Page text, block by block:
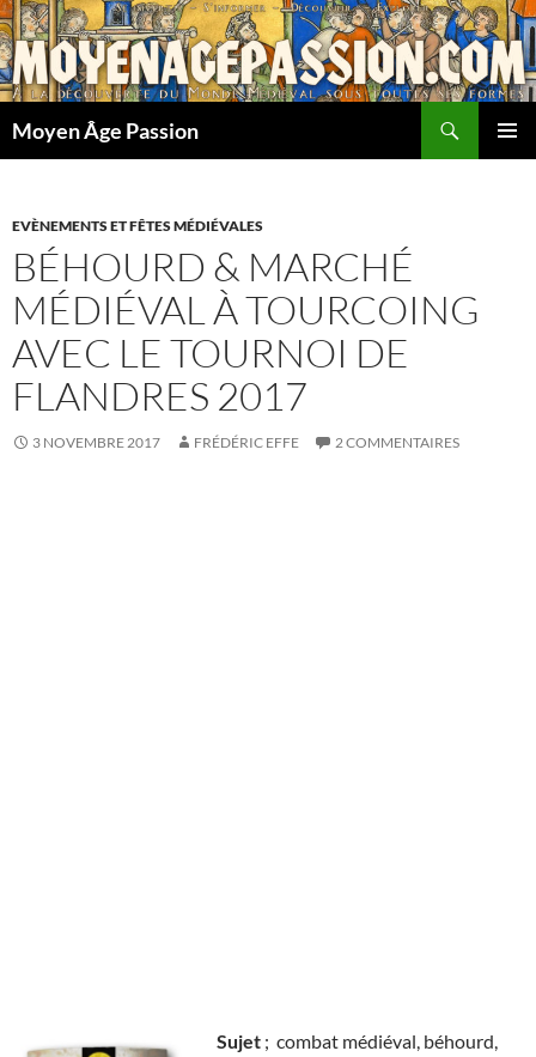
Aller
au
contenu
Moyen Âge Passion
EVÈNEMENTS ET FÊTES MÉDIÉVALES
BÉHOURD & MARCHÉ
MÉDIÉVAL À TOURCOING
AVEC LE TOURNOI DE
FLANDRES 2017
3 NOVEMBRE 2017 FRÉDÉRIC EFFE 2 COMMENTAIRES
Sujet ; combat médiéval, béhourd,